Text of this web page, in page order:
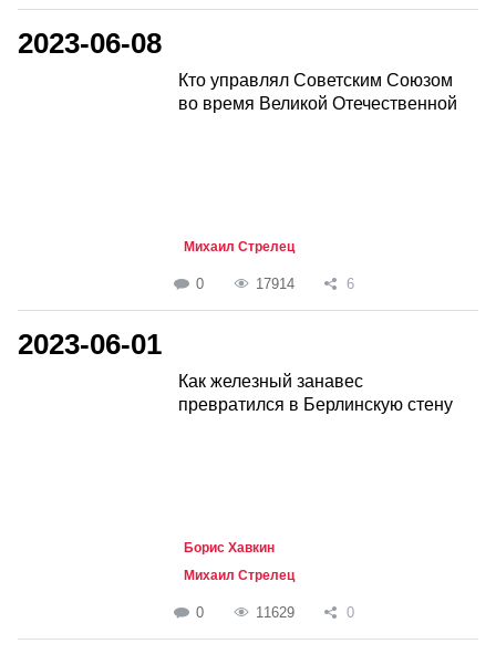
2023-06-08
Кто управлял Советским Союзом
во время Великой Отечественной
Михаил Стрелец
0 17914 6
2023-06-01
Как железный занавес
превратился в Берлинскую стену
Борис Хавкин
Михаил Стрелец
0 11629 0